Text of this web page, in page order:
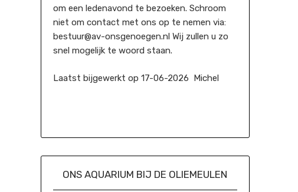
om een ledenavond te bezoeken. Schroom
niet om contact met ons op te nemen via:
bestuur@av-onsgenoegen.nl Wij zullen u zo
snel mogelijk te woord staan.
Laatst bijgewerkt op 17-06-2026 Michel
ONS AQUARIUM BIJ DE OLIEMEULEN